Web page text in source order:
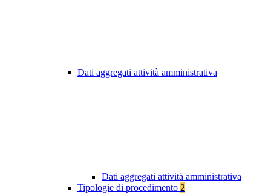
Dati aggregati attività amministrativa
Dati aggregati attività amministrativa
Tipologie di procedimento 2